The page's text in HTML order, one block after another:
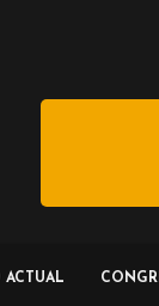
ACTUAL